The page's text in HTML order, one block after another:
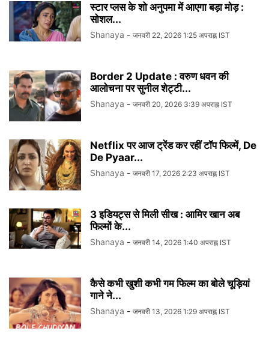
स्टार प्लस के शो अनुपमा में आएगा बड़ा मोड़ :
सोशल...
Shanaya - जनवरी 22, 2026 1:25 अपराह्न IST
Border 2 Update : वरुण धवन की
आलोचना पर सुनील शेट्टी...
Shanaya - जनवरी 20, 2026 3:39 अपराह्न IST
Netflix पर आज ट्रेंड कर रहीं टॉप फिल्में, De
De Pyaar...
Shanaya - जनवरी 17, 2026 2:23 अपराह्न IST
3 इडियट्स से मिली सीख : आमिर खान अब
फिल्मों के...
Shanaya - जनवरी 14, 2026 1:40 अपराह्न IST
कैसे कभी खुशी कभी गम फिल्म का बोले चूड़ियां
गाने ने...
Shanaya - जनवरी 13, 2026 1:29 अपराह्न IST